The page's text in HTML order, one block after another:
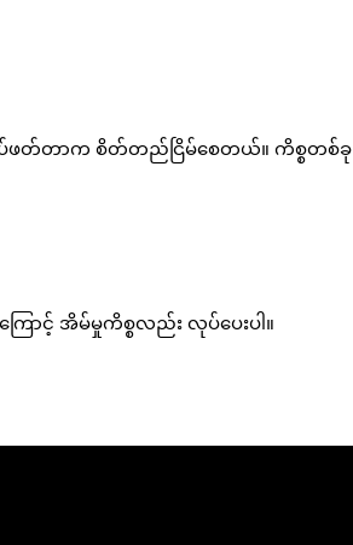
အုပ်ဖတ်တာက စိတ်တည်ငြိမ်စေတယ်။ ကိစ္စတစ်ခု
ောင့် အိမ်မှုကိစ္စလည်း လုပ်ပေးပါ။